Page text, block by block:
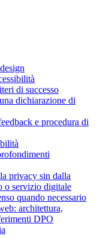
di successo
dichiarazione di
e procedura di
privacy sin dalla
o servizio digitale
quando necessario
architettura,
DPO